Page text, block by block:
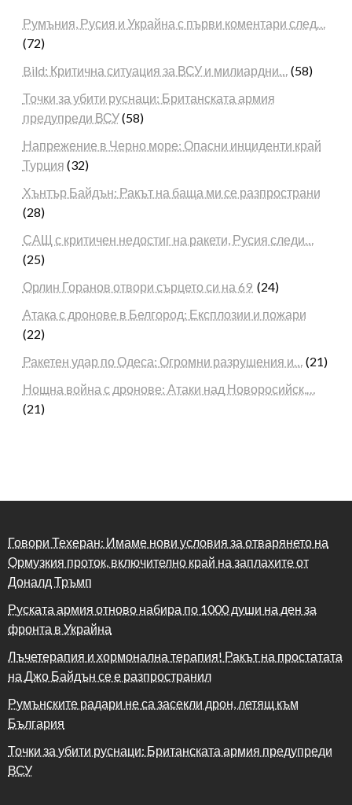
Румъния, Русия и Украйна с първи коментари след…
(72)
Bild: Критична ситуация за ВСУ и милиардни… (58)
Точки за убити руснаци: Британската армия
предупреди ВСУ(58)
Напрежение в Черно море: Опасни инциденти край
Турция (32)
Хънтър Байдън: Ракът на баща ми се разпространи
(28)
САЩ с критичен недостиг на ракети, Русия следи…
(25)
Орлин Горанов отвори сърцето си на 69 (24)
Атака с дронове в Белгород: Експлозии и пожари
(22)
Ракетен удар по Одеса: Огромни разрушения и… (21)
Нощна война с дронове: Атаки над Новоросийск,…
(21)
Говори Техеран: Имаме нови условия за отварянето на
Ормузкия проток, включително край на заплахите от
Доналд Тръмп
Руската армия отново набира по 1000 души на ден за
фронта в Украйна
Лъчетерапия и хормонална терапия! Ракът на простатата
на Джо Байдън се е разпространил
Румънските радари не са засекли дрон, летящ към
България
Точки за убити руснаци: Британската армия предупреди
ВСУ